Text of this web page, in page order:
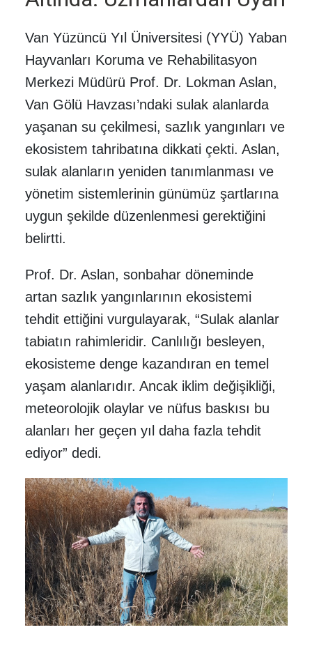
Van Yüzüncü Yıl Üniversitesi (YYÜ) Yaban
Hayvanları Koruma ve Rehabilitasyon
Merkezi Müdürü Prof. Dr. Lokman Aslan,
Van Gölü Havzası’ndaki sulak alanlarda
yaşanan su çekilmesi, sazlık yangınları ve
ekosistem tahribatına dikkati çekti. Aslan,
sulak alanların yeniden tanımlanması ve
yönetim sistemlerinin günümüz şartlarına
uygun şekilde düzenlenmesi gerektiğini
belirtti.
Prof. Dr. Aslan, sonbahar döneminde
artan sazlık yangınlarının ekosistemi
tehdit ettiğini vurgulayarak, “Sulak alanlar
tabiatın rahimleridir. Canlılığı besleyen,
ekosisteme denge kazandıran en temel
yaşam alanlarıdır. Ancak iklim değişikliği,
meteorolojik olaylar ve nüfus baskısı bu
alanları her geçen yıl daha fazla tehdit
ediyor” dedi.